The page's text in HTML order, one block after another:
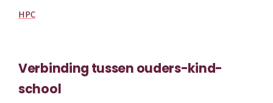
HPC
Verbinding tussen ouders-kind-
school